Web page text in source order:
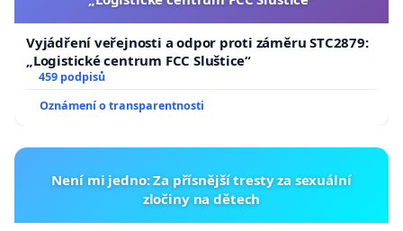
Vyjádření veřejnosti a odpor proti záměru STC2879:
„Logistické centrum FCC Sluštice“
459 podpisů
Oznámení o transparentnosti
Není mi jedno: Za přísnější tresty za sexuální
zločiny na dětech